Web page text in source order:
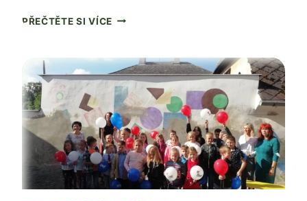
PŘEČTĚTE SI VÍCEPLAVECKÝ